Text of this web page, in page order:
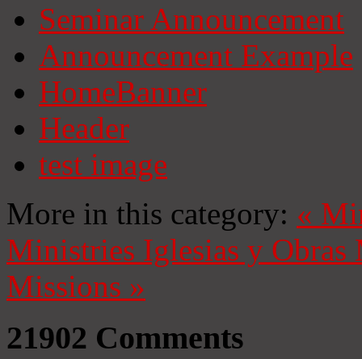
Seminar Announcement
Announcement Example
HomeBanner
Header
test image
More in this category: «
Ministries Iglesias y Obras
Missions »
21902 Comments